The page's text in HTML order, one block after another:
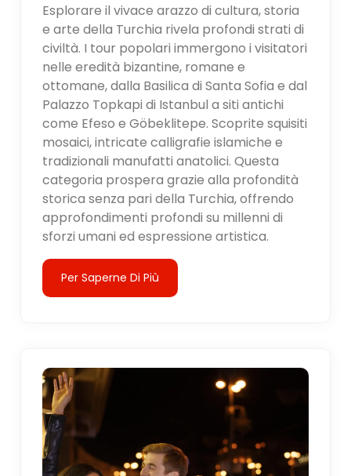
Esplorare il vivace arazzo di cultura, storia
e arte della Turchia rivela profondi strati di
civiltà. I tour popolari immergono i visitatori
nelle eredità bizantine, romane e
ottomane, dalla Basilica di Santa Sofia e dal
Palazzo Topkapi di Istanbul a siti antichi
come Efeso e Göbeklitepe. Scoprite squisiti
mosaici, intricate calligrafie islamiche e
tradizionali manufatti anatolici. Questa
categoria prospera grazie alla profondità
storica senza pari della Turchia, offrendo
approfondimenti profondi su millenni di
sforzi umani ed espressione artistica.
Per Saperne Di Più